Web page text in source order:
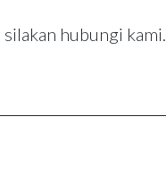
hubungi kami.